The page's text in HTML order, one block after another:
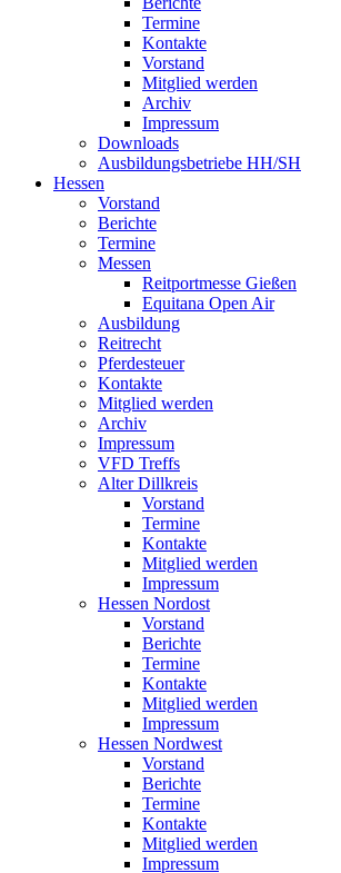
Termine
Kontakte
Vorstand
Mitglied werden
Archiv
Impressum
Downloads
Ausbildungsbetriebe HH/SH
Hessen
Vorstand
Berichte
Termine
Messen
Reitportmesse Gießen
Equitana Open Air
Ausbildung
Reitrecht
Pferdesteuer
Kontakte
Mitglied werden
Archiv
Impressum
VFD Treffs
Alter Dillkreis
Vorstand
Termine
Kontakte
Mitglied werden
Impressum
Hessen Nordost
Vorstand
Berichte
Termine
Kontakte
Mitglied werden
Impressum
Hessen Nordwest
Vorstand
Berichte
Termine
Kontakte
Mitglied werden
Impressum